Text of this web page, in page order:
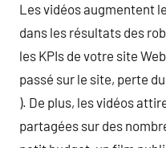
Les vidéos augmentent
dans les résultats des
les KPIs de votre site
passé sur le site, perte
). De plus, les vidéos
partagées sur des